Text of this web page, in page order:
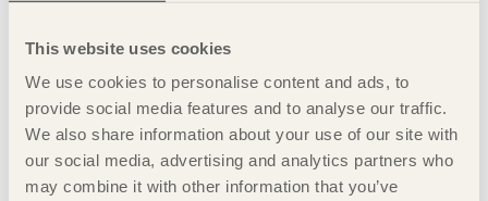
This website uses cookies
We use cookies to personalise content and ads, to
provide social media features and to analyse our traffic.
We also share information about your use of our site with
our social media, advertising and analytics partners who
may combine it with other information that you’ve
öppna och gratis för alla, det tror jag är viktigt. Och då är det
extra viktigt att de utrymmena utformas så att folk känner
sig välkomna, att de inte blir för lyxiga så att man inte vågar
sätta sig ner, eller för slitna och fula så att man inte vill vara
där. Därför är det fantastiskt att Lakehouse redan finns på
plats när människor börjar flytta in.